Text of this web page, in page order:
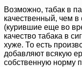
Возможно, табак в
качественный, чем в
(курившие еще во
качество табака в
хуже. То есть
добавляют всякую
собственную норму